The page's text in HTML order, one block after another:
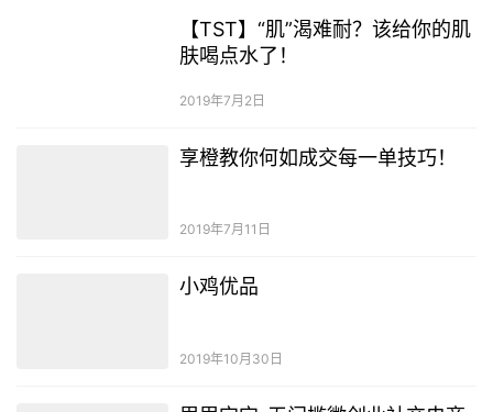
【TST】“肌”渴难耐？该给你的肌
肤喝点水了！
2019年7月2日
享橙教你何如成交每一单技巧！
2019年7月11日
小鸡优品
2019年10月30日